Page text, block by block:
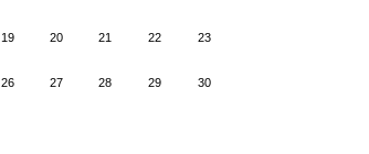
19 20 21 22 23
26 27 28 29 30